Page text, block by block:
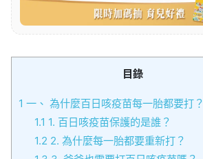
目錄
1 一、 為什麼百日咳疫苗每一胎都要打？
1.1 1. 百日咳疫苗保護的是誰？
1.2 2. 為什麼每一胎都要重新打？